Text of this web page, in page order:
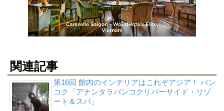
関連記事
第16回 館内のインテリアはこれぞアジア！ バン
コク「アナンタラバンコクリバーサイド・リゾ
ート＆スパ」